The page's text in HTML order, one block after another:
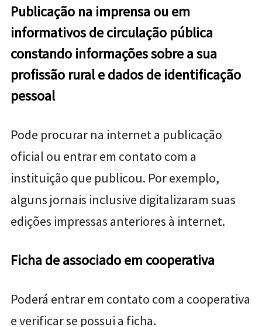
Publicação na imprensa ou em
informativos de circulação pública
constando informações sobre a sua
profissão rural e dados de identificação
pessoal
Pode procurar na internet a publicação
oficial ou entrar em contato com a
instituição que publicou. Por exemplo,
alguns jornais inclusive digitalizaram suas
edições impressas anteriores à internet.
Ficha de associado em cooperativa
Poderá entrar em contato com a cooperativa
e verificar se possui a ficha.